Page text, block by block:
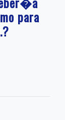
para